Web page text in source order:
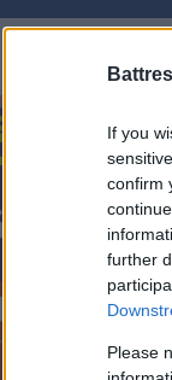
If you
confirm
further
Please